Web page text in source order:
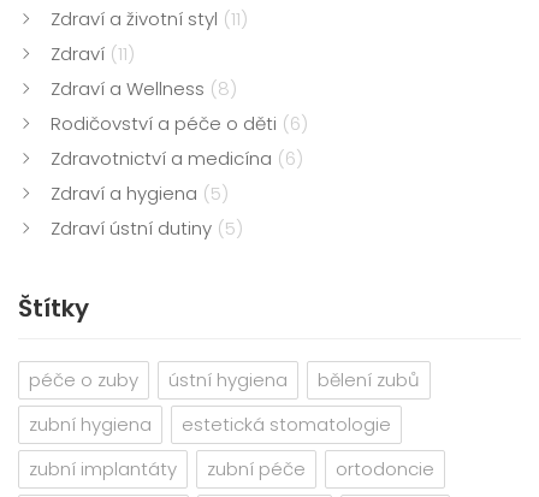
Zdraví a životní styl (11)
Zdraví (11)
Zdraví a Wellness (8)
Rodičovství a péče o děti (6)
Zdravotnictví a medicína (6)
Zdraví a hygiena (5)
Zdraví ústní dutiny (5)
Štítky
péče o zuby ústní hygiena
bělení zubů
zubní hygiena
estetická stomatologie
zubní implantáty
zubní péče
ortodoncie